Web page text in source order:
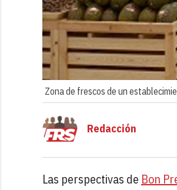
Zona de frescos de un
Redacción
Las perspectivas de Bon